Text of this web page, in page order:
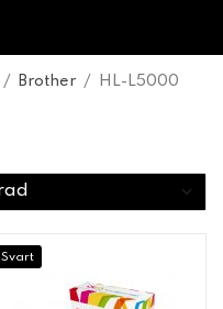
/ Brother / HL-L5000
Svart